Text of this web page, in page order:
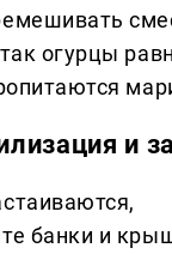
огурцы
и
банки и